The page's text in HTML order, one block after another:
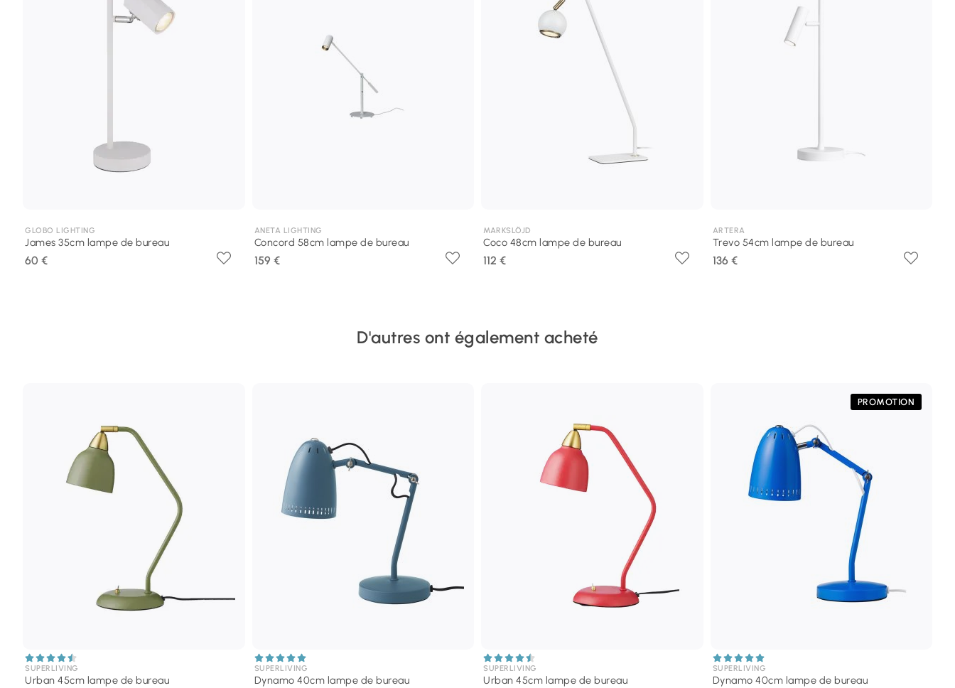
GLOBO LIGHTING
James 35cm lampe de bureau
60 €
ANETA LIGHTING
Concord 58cm lampe de bureau
159 €
MARKSLÖJD
Coco 48cm lampe de bureau
112 €
ARTERA
Trevo 54cm lampe de bureau
136 €
D'autres ont également acheté
SUPERLIVING
Urban 45cm lampe de bureau
SUPERLIVING
Dynamo 40cm lampe de bureau
SUPERLIVING
Urban 45cm lampe de bureau
PROMOTION
SUPERLIVING
Dynamo 40cm lampe de bureau